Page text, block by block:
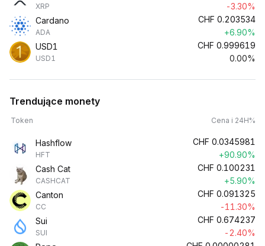
XRP
-3.30%
Cardano
ADA
CHF 0.203534
+6.90%
USD1
USD1
CHF 0.999619
0.00%
Trendujące monety
Token Cena i 24H%
Hashflow
HFT
CHF 0.0345981
+90.90%
Cash Cat
CASHCAT
CHF 0.100231
+5.90%
Canton
CC
CHF 0.091325
-11.30%
Sui
SUI
CHF 0.674237
-2.40%